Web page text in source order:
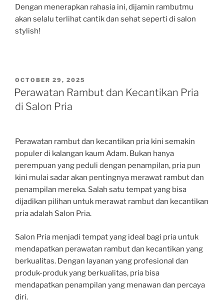
Dengan menerapkan rahasia ini, dijamin rambutmu
akan selalu terlihat cantik dan sehat seperti di salon
stylish!
POSTED
ON
OCTOBER 29, 2025
Perawatan Rambut dan Kecantikan Pria
di Salon Pria
Perawatan rambut dan kecantikan pria kini semakin
populer di kalangan kaum Adam. Bukan hanya
perempuan yang peduli dengan penampilan, pria pun
kini mulai sadar akan pentingnya merawat rambut dan
penampilan mereka. Salah satu tempat yang bisa
dijadikan pilihan untuk merawat rambut dan kecantikan
pria adalah Salon Pria.
Salon Pria menjadi tempat yang ideal bagi pria untuk
mendapatkan perawatan rambut dan kecantikan yang
berkualitas. Dengan layanan yang profesional dan
produk-produk yang berkualitas, pria bisa
mendapatkan penampilan yang menawan dan percaya
diri.